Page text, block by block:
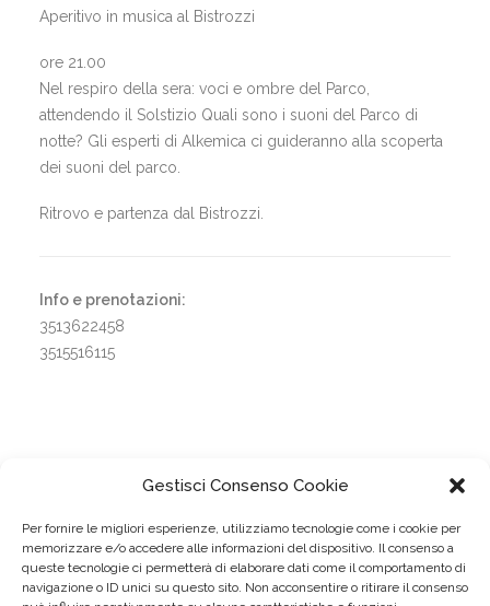
Gestisci Consenso Cookie
Per fornire le migliori esperienze, utilizziamo tecnologie come i cookie per
memorizzare e/o accedere alle informazioni del dispositivo. Il consenso a
queste tecnologie ci permetterà di elaborare dati come il comportamento di
navigazione o ID unici su questo sito. Non acconsentire o ritirare il consenso
Aperitivo in musica al Bistrozzi
ore 21.00
Nel respiro della sera: voci e ombre del Parco,
attendendo il Solstizio Quali sono i suoni del Parco di
notte? Gli esperti di Alkemica ci guideranno alla scoperta
dei suoni del parco.
Ritrovo e partenza dal Bistrozzi.
Info e prenotazioni:
3513622458
3515516115